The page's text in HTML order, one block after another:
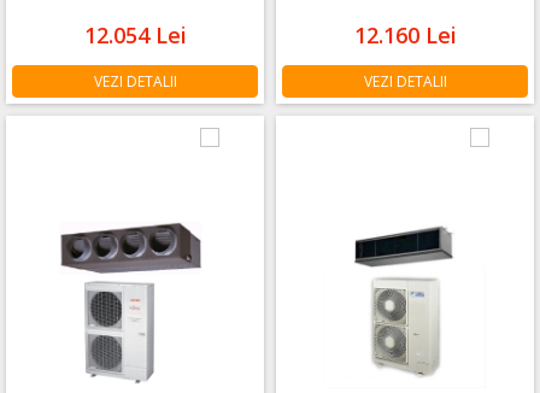
12.054 Lei
VEZI DETALII
12.160 Lei
VEZI DETALII